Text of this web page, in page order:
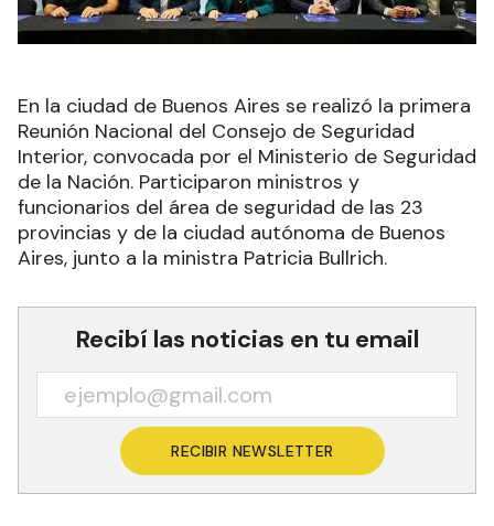
En la ciudad de Buenos Aires se realizó la primera
Reunión Nacional del Consejo de Seguridad
Interior, convocada por el Ministerio de Seguridad
de la Nación. Participaron ministros y
funcionarios del área de seguridad de las 23
provincias y de la ciudad autónoma de Buenos
Aires, junto a la ministra Patricia Bullrich.
Recibí las noticias en tu email
RECIBIR NEWSLETTER